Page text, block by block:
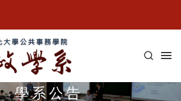
學系公告